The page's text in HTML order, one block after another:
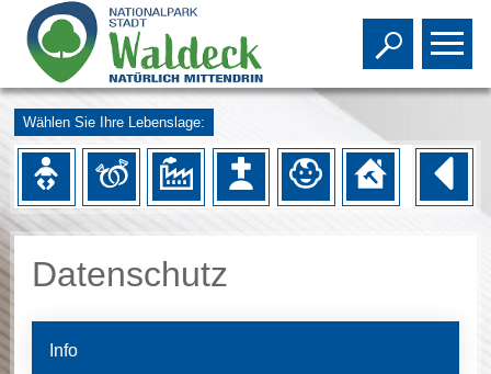
Toggle
Wählen Sie Ihre Lebenslage:
Datenschutz
Info